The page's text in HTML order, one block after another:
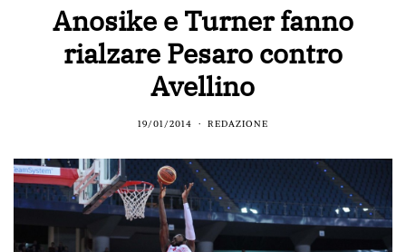
Anosike e Turner fanno
rialzare Pesaro contro
Avellino
19/01/2014 REDAZIONE